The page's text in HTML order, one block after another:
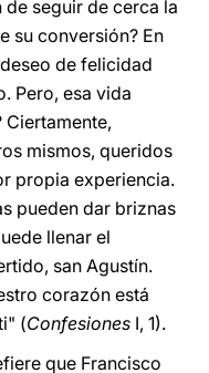
de seguir de cerca la
su conversión? En
de felicidad
Pero, esa vida
mismos, queridos
propia experiencia.
pueden dar briznas
llenar el
san Agustín.
corazón está
(Confesiones I, 1).
que Francisco